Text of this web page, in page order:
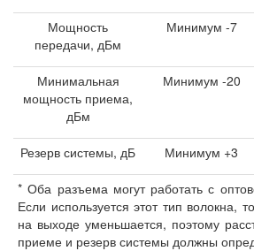
Мощность
передачи, дБм
Минимум -7
Минимальная
мощность приема,
дБм
Минимум -20
Резерв системы, дБ Минимум +3
* Оба разъема могут работать с
Если используется этот тип волокна,
на выходе уменьшается, поэтому
приеме и резерв системы должны